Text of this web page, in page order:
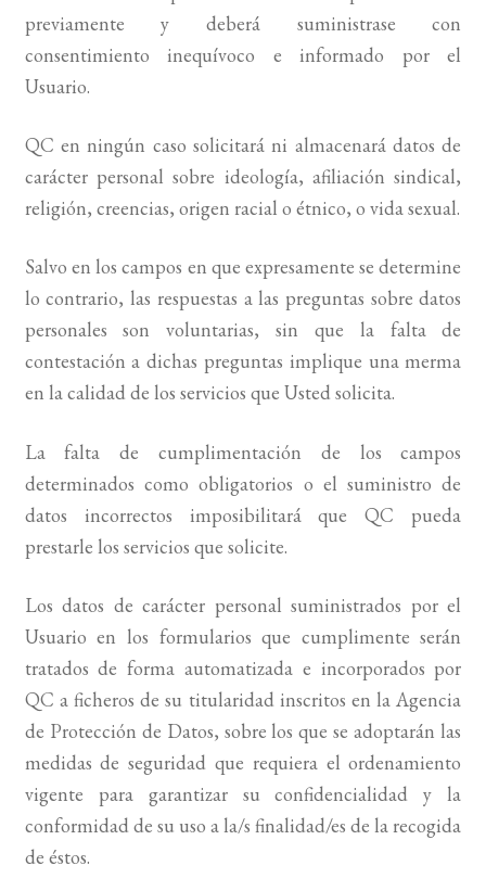
LISTA DE LIBROS
previamente y deberá suministrase con
consentimiento inequívoco e informado por el
Usuario.
QC en ningún caso solicitará ni almacenará datos de
carácter personal sobre ideología, afiliación sindical,
religión, creencias, origen racial o étnico, o vida sexual.
Salvo en los campos en que expresamente se determine
lo contrario, las respuestas a las preguntas sobre datos
personales son voluntarias, sin que la falta de
contestación a dichas preguntas implique una merma
en la calidad de los servicios que Usted solicita.
La falta de cumplimentación de los campos
determinados como obligatorios o el suministro de
datos incorrectos imposibilitará que QC pueda
prestarle los servicios que solicite.
Los datos de carácter personal suministrados por el
Usuario en los formularios que cumplimente serán
tratados de forma automatizada e incorporados por
QC a ficheros de su titularidad inscritos en la Agencia
de Protección de Datos, sobre los que se adoptarán las
medidas de seguridad que requiera el ordenamiento
vigente para garantizar su confidencialidad y la
conformidad de su uso a la/s finalidad/es de la recogida
de éstos.